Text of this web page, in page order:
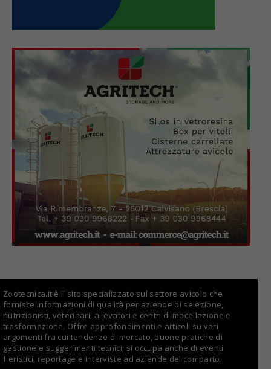
Zootecnica.it è il sito specializzato sul settore avicolo che
fornisce informazioni di qualità per aziende di selezione,
nutrizionisti, veterinari, allevatori e centri di macellazione e
trasformazione. Offre approfondimenti e articoli su vari
argomenti fra cui tendenze di mercato, buone pratiche di
gestione e suggerimenti tecnici; si occupa anche di eventi
fieristici, reportage e interviste ad aziende del comparto.